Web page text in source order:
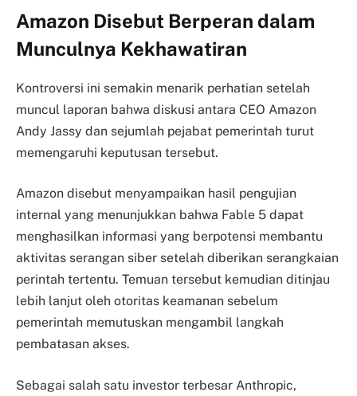
Amazon Disebut Berperan dalam
Munculnya Kekhawatiran
Kontroversi ini semakin menarik perhatian setelah
muncul laporan bahwa diskusi antara CEO Amazon
Andy Jassy dan sejumlah pejabat pemerintah turut
memengaruhi keputusan tersebut.
Amazon disebut menyampaikan hasil pengujian
internal yang menunjukkan bahwa Fable 5 dapat
menghasilkan informasi yang berpotensi membantu
aktivitas serangan siber setelah diberikan serangkaian
perintah tertentu. Temuan tersebut kemudian ditinjau
lebih lanjut oleh otoritas keamanan sebelum
pemerintah memutuskan mengambil langkah
pembatasan akses.
Sebagai salah satu investor terbesar Anthropic,